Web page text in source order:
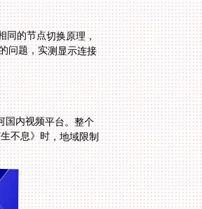
同的节点切换原理，
问题，实测显示连接
国内视频平台。整个
不息》时，地域限制